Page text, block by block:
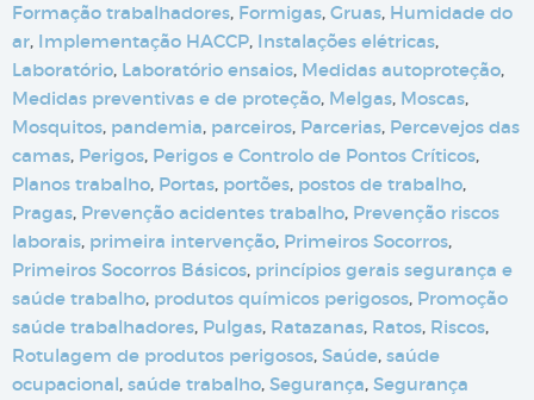
Formação trabalhadores, Formigas, Gruas, Humidade do
ar, Implementação HACCP, Instalações elétricas,
Laboratório, Laboratório ensaios, Medidas autoproteção,
Medidas preventivas e de proteção, Melgas, Moscas,
Mosquitos, pandemia, parceiros, Parcerias, Percevejos das
camas, Perigos, Perigos e Controlo de Pontos Críticos,
Planos trabalho, Portas, portões, postos de trabalho,
Pragas, Prevenção acidentes trabalho, Prevenção riscos
laborais, primeira intervenção, Primeiros Socorros,
Primeiros Socorros Básicos, princípios gerais segurança e
saúde trabalho, produtos químicos perigosos, Promoção
saúde trabalhadores, Pulgas, Ratazanas, Ratos, Riscos,
Rotulagem de produtos perigosos, Saúde, saúde
ocupacional, saúde trabalho, Segurança, Segurança